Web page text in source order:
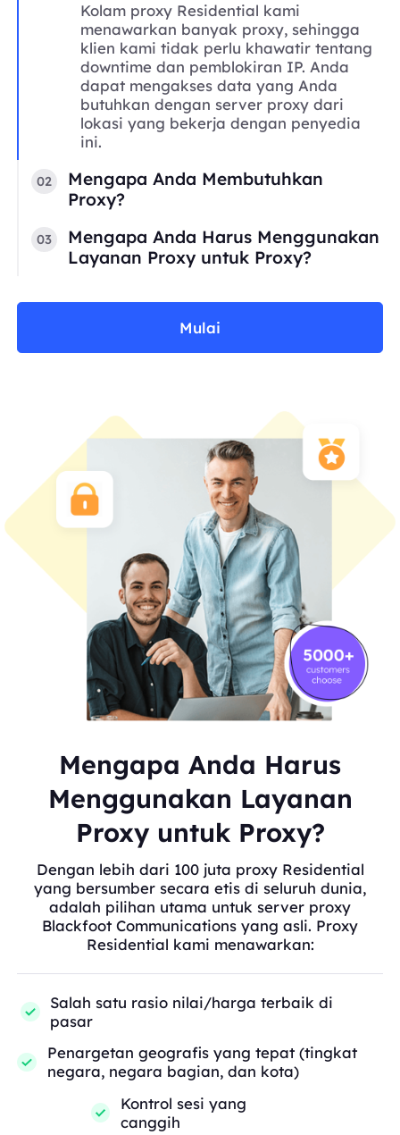
Kolam proxy Residential kami
menawarkan banyak proxy, sehingga
klien kami tidak perlu khawatir tentang
downtime dan pemblokiran IP. Anda
dapat mengakses data yang Anda
butuhkan dengan server proxy dari
lokasi yang bekerja dengan penyedia
ini.
02
Mengapa Anda Membutuhkan
Proxy?
03
Mengapa Anda Harus Menggunakan
Layanan Proxy untuk Proxy?
Mulai
Mengapa Anda Harus
Menggunakan Layanan
Proxy untuk Proxy?
Dengan lebih dari 100 juta proxy Residential
yang bersumber secara etis di seluruh dunia,
adalah pilihan utama untuk server proxy
Blackfoot Communications yang asli. Proxy
Residential kami menawarkan:
Salah satu rasio nilai/harga terbaik di
pasar
Penargetan geografis yang tepat (tingkat
negara, negara bagian, dan kota)
Kontrol sesi yang
canggih